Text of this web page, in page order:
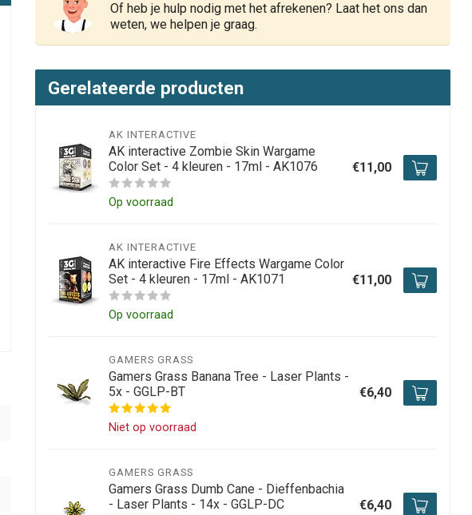
Of heb je hulp nodig met het afrekenen? Laat het ons dan
weten, we helpen je graag.
Gerelateerde producten
AK INTERACTIVE
AK interactive Zombie Skin Wargame
Color Set - 4 kleuren - 17ml - AK1076
Op voorraad
€11,00
AK INTERACTIVE
AK interactive Fire Effects Wargame Color
Set - 4 kleuren - 17ml - AK1071
Op voorraad
€11,00
GAMERS GRASS
Gamers Grass Banana Tree - Laser Plants -
5x - GGLP-BT
Niet op voorraad
€6,40
GAMERS GRASS
Gamers Grass Dumb Cane - Dieffenbachia
- Laser Plants - 14x - GGLP-DC
€6,40